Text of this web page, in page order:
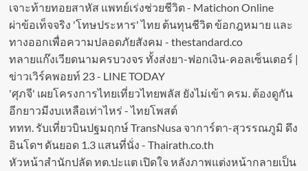
เจาะท้ายทอยสาหัส แพทย์เร่งช่วยชีวิต - Matichon Online
ผ่าข้อเท็จจริง 'โทษประหาร' ไทย ต้นทุนชีวิต ข้อกฎหมาย และ
ทางออกเพื่อความปลอดภัยสังคม - thestandard.co
ทลายแก๊งเวียดนามครบวงจร ทั้งส่งยา-ฟอกเงิน-คอลเซ็นเตอร์ |
ข่าวเวิร์คพอยท์ 23 - LINE TODAY
'ศุภจี' เผยโครงการไทยเที่ยวไทยพลัส ยังไม่เข้า ครม. ต้องดูกัน
อีกยาวมีงบเหลือเท่าไหร่ - ไทยโพสต์
ททท. รับเที่ยวบินปฐมฤกษ์ TransNusa จาการ์ตา-สุวรรณภูมิ ดึง
อินโดฯ ดันยอด 1.3 แสนที่นั่ง - Thairath.co.th
หัวหน้าสำนักปลัด ทต.ปะแต เปิดใจ หลังภาพแต่งหน้ากลายเป็น